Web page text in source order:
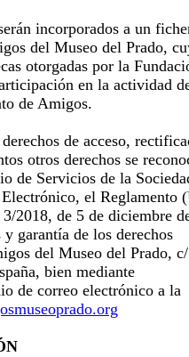
incorporados a un
del Museo del Prado,
otorgadas por la
en la actividad
de Amigos.
de acceso,
otros derechos se
de Servicios de la
el Reglamento
2018, de 5 de diciembre
garantía de los derechos
del Museo del Prado,
bien mediante
de correo electrónico a la